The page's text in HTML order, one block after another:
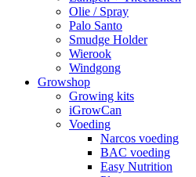
Olie / Spray
Palo Santo
Smudge Holder
Wierook
Windgong
Growshop
Growing kits
iGrowCan
Voeding
Narcos voeding
BAC voeding
Easy Nutrition